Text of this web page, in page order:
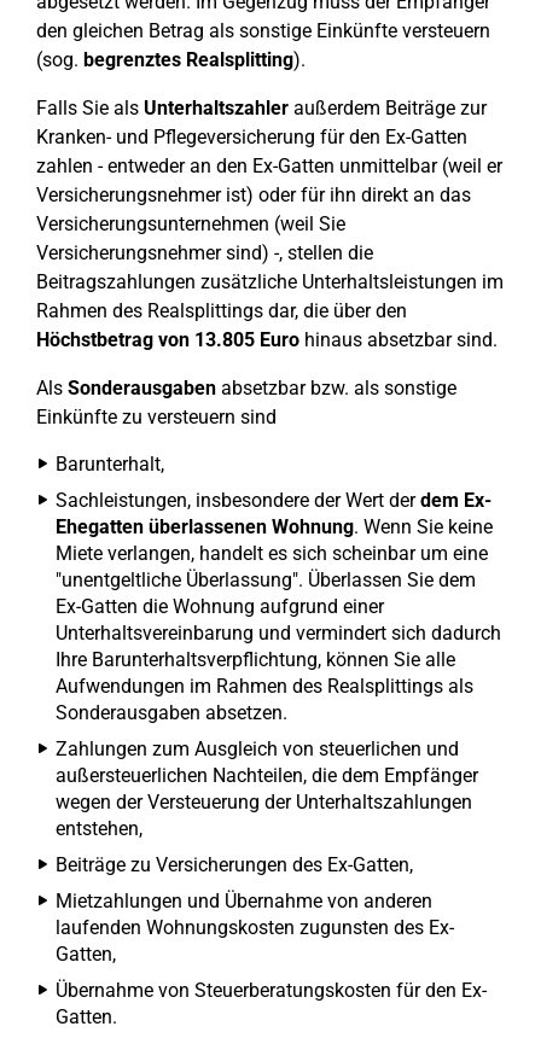
den gleichen Betrag als sonstige Einkünfte versteuern
(sog. begrenztes Realsplitting).
Falls Sie als Unterhaltszahler außerdem Beiträge zur
Kranken- und Pflegeversicherung für den Ex-Gatten
zahlen - entweder an den Ex-Gatten unmittelbar (weil er
Versicherungsnehmer ist) oder für ihn direkt an das
Versicherungsunternehmen (weil Sie
Versicherungsnehmer sind) -, stellen die
Beitragszahlungen zusätzliche Unterhaltsleistungen im
Rahmen des Realsplittings dar, die über den
Höchstbetrag von 13.805 Euro hinaus absetzbar sind.
Als Sonderausgaben absetzbar bzw. als sonstige
Einkünfte zu versteuern sind
Barunterhalt,
Sachleistungen, insbesondere der Wert derdem Ex-
Ehegatten überlassenen Wohnung. Wenn Sie keine
Miete verlangen, handelt es sich scheinbar um eine
"unentgeltliche Überlassung". Überlassen Sie dem
Ex-Gatten die Wohnung aufgrund einer
Unterhaltsvereinbarung und vermindert sich dadurch
Ihre Barunterhaltsverpflichtung, können Sie alle
Aufwendungen im Rahmen des Realsplittings als
Sonderausgaben absetzen.
Zahlungen zum Ausgleich von steuerlichen und
außersteuerlichen Nachteilen, die dem Empfänger
wegen der Versteuerung der Unterhaltszahlungen
entstehen,
Beiträge zu Versicherungen des Ex-Gatten,
Mietzahlungen und Übernahme von anderen
laufenden Wohnungskosten zugunsten des Ex-
Gatten,
Übernahme von Steuerberatungskosten für den Ex-
Gatten.